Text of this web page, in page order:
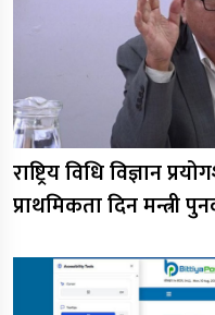
राष्ट्रिय विधि विज्ञान
प्राथमिकता दिन मन्त्री